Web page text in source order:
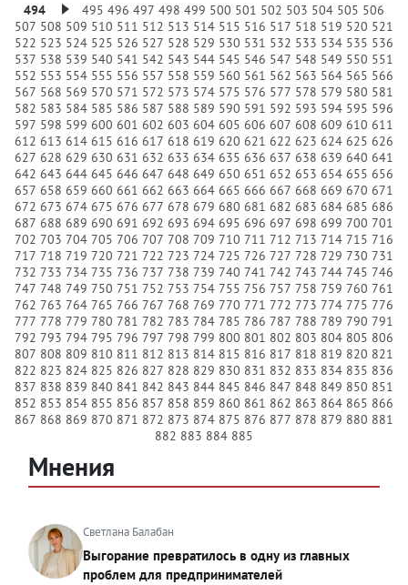
494
495 496 497 498 499 500 501 502 503 504 505 506
507 508 509 510 511 512 513 514 515 516 517 518 519 520 521
522 523 524 525 526 527 528 529 530 531 532 533 534 535 536
537 538 539 540 541 542 543 544 545 546 547 548 549 550 551
552 553 554 555 556 557 558 559 560 561 562 563 564 565 566
567 568 569 570 571 572 573 574 575 576 577 578 579 580 581
582 583 584 585 586 587 588 589 590 591 592 593 594 595 596
597 598 599 600 601 602 603 604 605 606 607 608 609 610 611
612 613 614 615 616 617 618 619 620 621 622 623 624 625 626
627 628 629 630 631 632 633 634 635 636 637 638 639 640 641
642 643 644 645 646 647 648 649 650 651 652 653 654 655 656
657 658 659 660 661 662 663 664 665 666 667 668 669 670 671
672 673 674 675 676 677 678 679 680 681 682 683 684 685 686
687 688 689 690 691 692 693 694 695 696 697 698 699 700 701
702 703 704 705 706 707 708 709 710 711 712 713 714 715 716
717 718 719 720 721 722 723 724 725 726 727 728 729 730 731
732 733 734 735 736 737 738 739 740 741 742 743 744 745 746
747 748 749 750 751 752 753 754 755 756 757 758 759 760 761
762 763 764 765 766 767 768 769 770 771 772 773 774 775 776
777 778 779 780 781 782 783 784 785 786 787 788 789 790 791
792 793 794 795 796 797 798 799 800 801 802 803 804 805 806
807 808 809 810 811 812 813 814 815 816 817 818 819 820 821
822 823 824 825 826 827 828 829 830 831 832 833 834 835 836
837 838 839 840 841 842 843 844 845 846 847 848 849 850 851
852 853 854 855 856 857 858 859 860 861 862 863 864 865 866
867 868 869 870 871 872 873 874 875 876 877 878 879 880 881
882 883 884 885
Мнения
Светлана Балабан
Выгорание превратилось в одну из главных
проблем для предпринимателей